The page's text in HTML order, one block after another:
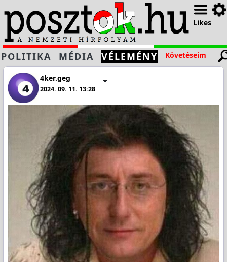
Likes
POLITIKA MÉDIA VÉLEMÉNY Követéseim
4ker.geg
2024. 09. 11. 13:28